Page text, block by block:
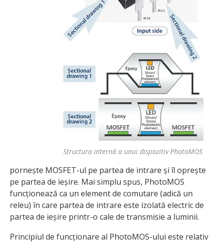
Structura internă a unui dispozitiv PhotoMOS
pornește MOSFET-ul pe partea de intrare și îl oprește
pe partea de ieșire. Mai simplu spus, PhotoMOS
funcționează ca un element de comutare (adică un
releu) în care partea de intrare este izolată electric de
partea de ieșire printr-o cale de transmisie a luminii.
Principiul de funcționare al PhotoMOS-ului este relativ